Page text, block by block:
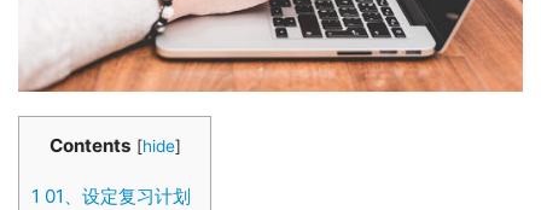
Contents [hide]
1 01、设定复习计划